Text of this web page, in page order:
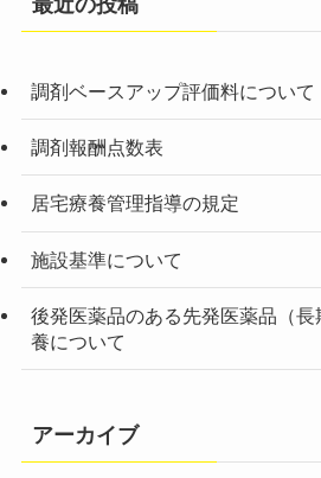
最近の投稿
調剤ベースアップ評価料について
調剤報酬点数表
居宅療養管理指導の規定
施設基準について
後発医薬品のある先発医薬品（
養について
アーカイブ